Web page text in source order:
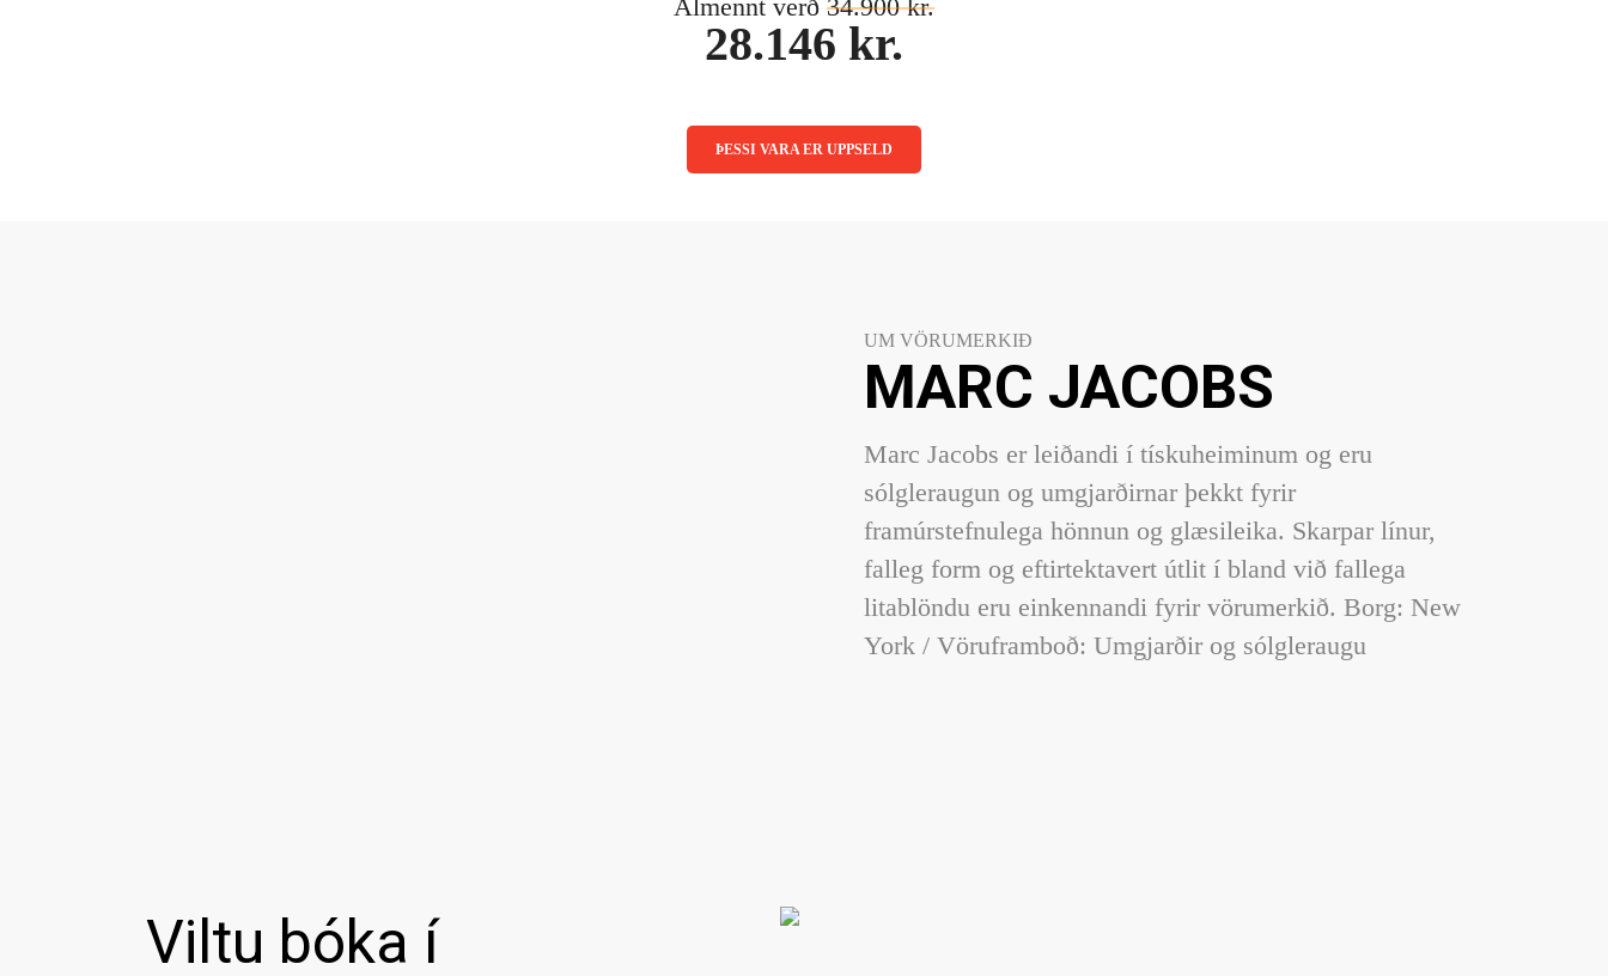
Almennt verð 34.900 kr.
28.146 kr.
ÞESSI VARA ER UPPSELD
UM VÖRUMERKIÐ
MARC JACOBS
Marc Jacobs er leiðandi í tískuheiminum og eru
sólgleraugun og umgjarðirnar þekkt fyrir
framúrstefnulega hönnun og glæsileika. Skarpar línur,
falleg form og eftirtektavert útlit í bland við fallega
litablöndu eru einkennandi fyrir vörumerkið. Borg: New
York / Vöruframboð: Umgjarðir og sólgleraugu
Viltu bóka í